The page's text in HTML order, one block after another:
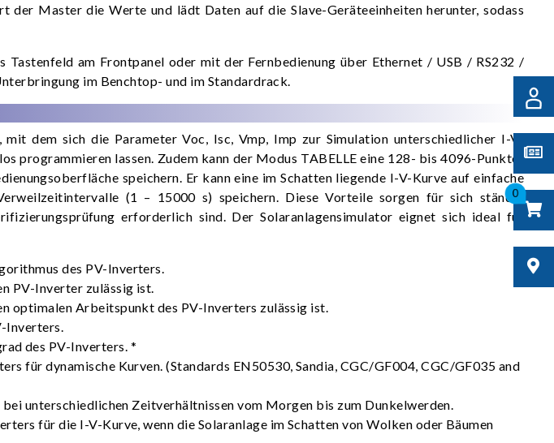
0
Master die Werte und lädt Daten auf die Slave-Geräteeinheiten herunter, sodass
am Frontpanel oder mit der Fernbedienung über Ethernet / USB / RS232 /
im Benchtop- und im Standardrack.
dem sich die Parameter Voc, Isc, Vmp, Imp zur Simulation unterschiedlicher I-V-
programmieren lassen. Zudem kann der Modus TABELLE eine 128- bis 4096-Punkte-
speichern. Er kann eine im Schatten liegende I-V-Kurve auf einfache
(1 – 15000 s) speichern. Diese Vorteile sorgen für sich ständig
erforderlich sind. Der Solaranlagensimulator eignet sich ideal für
des PV-Inverters.
PV-Inverter zulässig ist.
optimalen Arbeitspunkt des PV-Inverters zulässig ist.
Inverters.
des PV-Inverters. *
für dynamische Kurven. (Standards EN50530, Sandia, CGC/GF004, CGC/GF035 and
unterschiedlichen Zeitverhältnissen vom Morgen bis zum Dunkelwerden.
für die I-V-Kurve, wenn die Solaranlage im Schatten von Wolken oder Bäumen